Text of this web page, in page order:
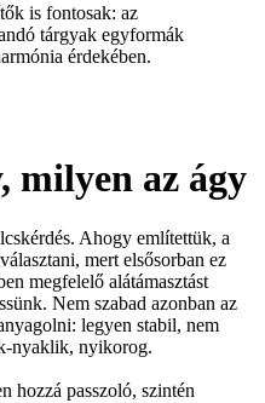
is fontosak: az
tárgyak egyformák
érdekében.
milyen az ágy
Ahogy említettük, a
mert elsősorban ez
megfelelő alátámasztást
Nem szabad azonban az
legyen stabil, nem
nyaklik, nyikorog.
hozzá passzoló, szintén